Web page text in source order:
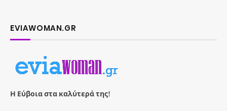
EVIAWOMAN.GR
Η Εύβοια στα καλύτερά της!